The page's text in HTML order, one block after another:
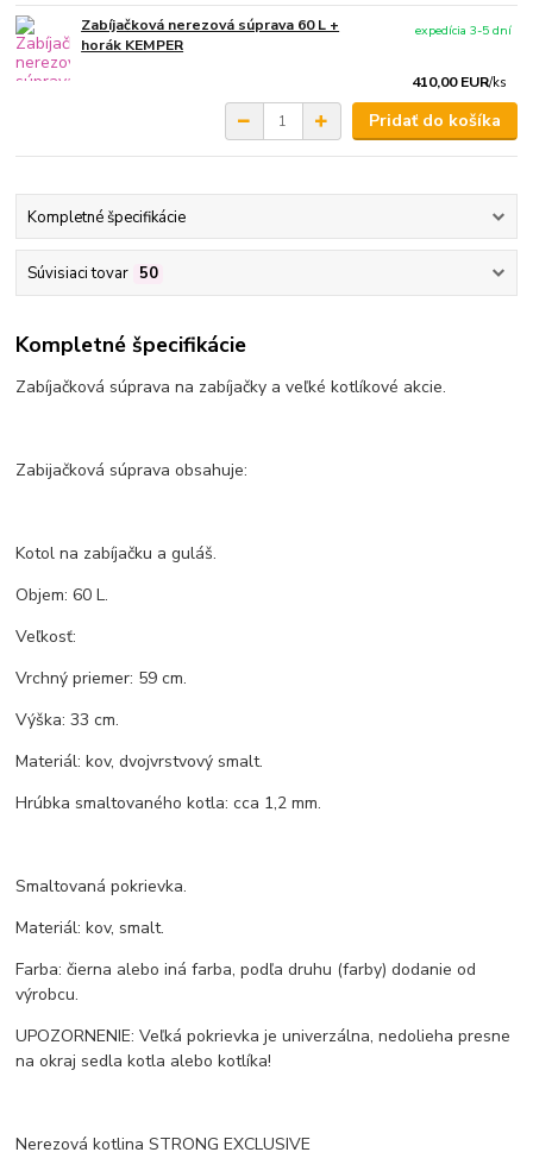
Zabíjačková nerezová súprava 60 L +
horák KEMPER
410,00 EUR/ks
expedícia 3-5 dní
Pridať do košíka
Kompletné špecifikácie
Súvisiaci tovar 50
Kompletné špecifikácie
Zabíjačková súprava na zabíjačky a veľké kotlíkové akcie.
Zabijačková súprava obsahuje:
Kotol na zabíjačku a guláš.
Objem: 60 L.
Veľkosť:
Vrchný priemer: 59 cm.
Výška: 33 cm.
Materiál: kov, dvojvrstvový smalt.
Hrúbka smaltovaného kotla: cca 1,2 mm.
Smaltovaná pokrievka.
Materiál: kov, smalt.
Farba: čierna alebo iná farba, podľa druhu (farby) dodanie od
výrobcu.
UPOZORNENIE: Veľká pokrievka je univerzálna, nedolieha presne
na okraj sedla kotla alebo kotlíka!
Nerezová kotlina STRONG EXCLUSIVE